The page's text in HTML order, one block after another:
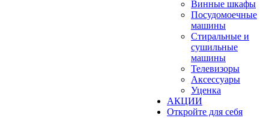
Винные шкафы
Посудомоечные
машины
Стиральные и
сушильные
машины
Телевизоры
Аксессуары
Уценка
АКЦИИ
Откройте для себя